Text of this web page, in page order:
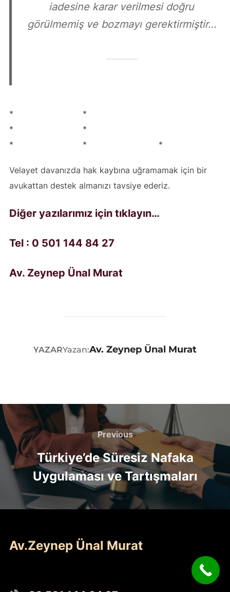
iadesine karar verilmesi doğru
görülmemiş ve bozmayı gerektirmiştir…
* *
* *
* * *
Velayet davanızda hak kaybına uğramamak için bir
avukattan destek almanızı tavsiye ederiz.
Diğer yazılarımız için tıklayın…
Tel : 0 501 144 84 27
Av. Zeynep Ünal Murat
YAZARYazan:Av. Zeynep Ünal Murat
Yazı
gezinmesi
Previous
Previous
Türkiye’de Süresiz Nafaka
Uygulaması ve Tartışmaları
Av.Zeynep Ünal Murat